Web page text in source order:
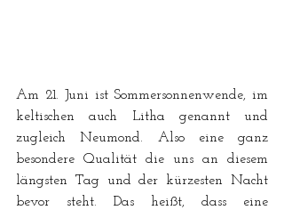
Am 21. Juni ist Sommersonnenwende, im
keltischen auch Litha genannt und
zugleich Neumond. Also eine ganz
besondere Qualität die uns an diesem
längsten Tag und der kürzesten Nacht
bevor steht. Das heißt, dass eine